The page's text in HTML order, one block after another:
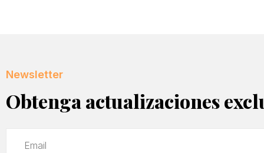
Newsletter
Obtenga actualizaciones